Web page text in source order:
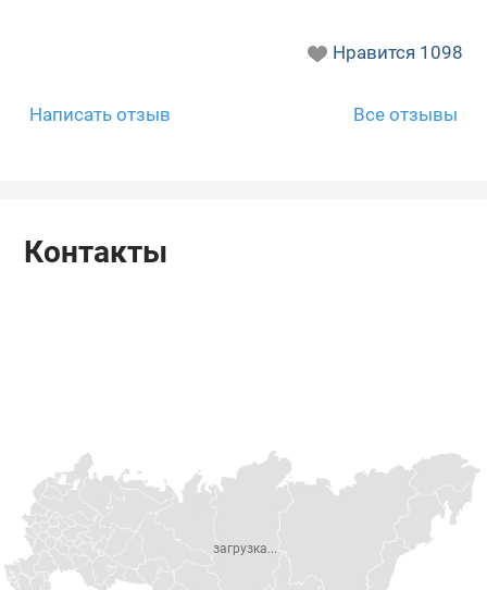
Нравится 1098
Написать отзыв Все отзывы
Контакты
загрузка...